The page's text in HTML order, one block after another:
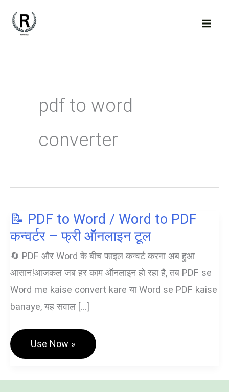
pdf to word
converter
📝 PDF to Word / Word to PDF
कन्वर्टर – फ्री ऑनलाइन टूल
🔄 PDF और Word के बीच फाइल कन्वर्ट करना अब हुआ
आसान!आजकल जब हर काम ऑनलाइन हो रहा है, तब PDF se
Word me kaise convert kare या Word se PDF kaise
banaye, यह सवाल […]
📝
To
/
Use Now »